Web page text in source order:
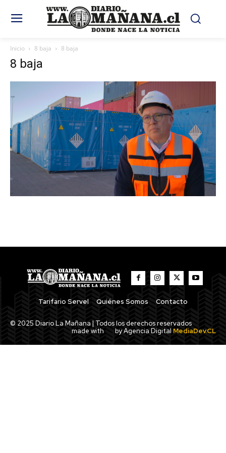
Inicio 8 baja 8 baja
8 baja
Tarifario Servel Quiénes Somos Contacto
© 2025 Diario La Mañana | Todos los derechos reservados
made with
by Agencia Digital MediaDev.CL